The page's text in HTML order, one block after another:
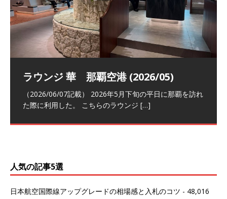
祝！日本航空・マリオットの戦略パー
トナーシップによるFOP無料付与とス
テイタスマッチ
ラウンジ 華 那覇空港 (2026/05)
（2026/06/07記載） 2026年5月下旬の平日に那覇を訪れ
た際に利用した。 こちらのラウンジ […]
The Coral Executive Lounge スワ
ンナプーム国際空港国内線ラウンジ
(2026/01)
日本航空 羽田空港国際線ファースト
クラスラウンジ (2026/01)
（2026/03/18記載） 2026年1月、毎年恒例の新年の羽田
バンコクエアウェイズ スワンナプー
ム国際空港国内線ラウンジ (2026/01)
（2026/03/13記載） 2026年1月上旬にバンコク経由でチ
人気の記事5選
日本航空国際線アップグレードの相場感と入札のコツ - 48,016